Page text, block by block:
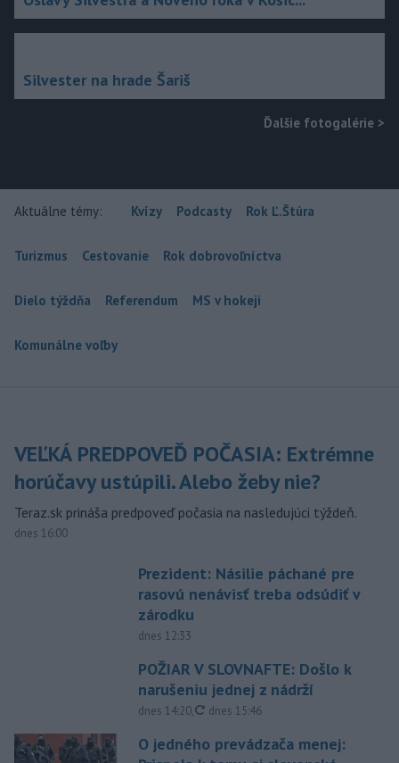
Silvester na hrade Šariš
Ďalšie fotogalérie >
Aktuálne témy: Kvízy Podcasty Rok Ľ.Štúra
Turizmus Cestovanie Rok dobrovoľníctva
Dielo týždňa Referendum MS v hokeji
Komunálne voľby
VEĽKÁ PREDPOVEĎ POČASIA: Extrémne
horúčavy ustúpili. Alebo žeby nie?
Teraz.sk prináša predpoveď počasia na nasledujúci týždeň.
dnes 16:00
Prezident: Násilie páchané pre
rasovú nenávisť treba odsúdiť v
zárodku
dnes 12:33
POŽIAR V SLOVNAFTE: Došlo k
narušeniu jednej z nádrží
dnes 14:20, aktualizované
dnes 15:46
O jedného prevádzača menej: